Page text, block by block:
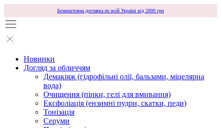
Безкоштовна доставка по всій Україні від 2000 грн
Новинки
Догляд за обличчям
Демакіяж (гідрофільні олії, бальзами, міцелярна
вода)
Очищення (пінки, гелі для вмивання)
Ексфоліація (ензимні пудри, скатки, педи)
Тонізація
Серуми